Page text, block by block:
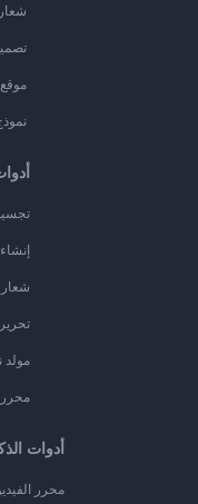
شعار
محرر
أدوات
محرر